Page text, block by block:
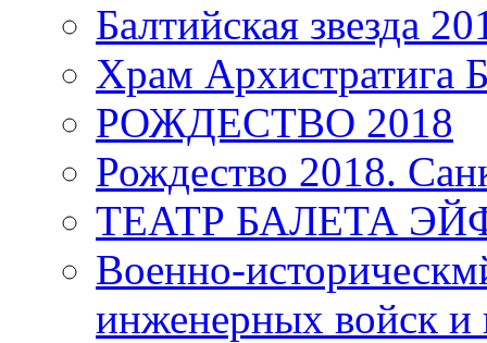
Балтийская звезда
Храм
РОЖДЕСТВО 2018
Рождество 2018.
ТЕАТР БАЛЕТА
Военно-
инженерных войск и